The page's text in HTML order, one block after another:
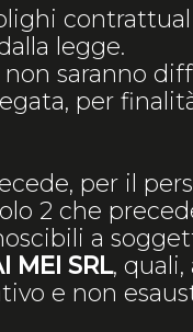
legge.
saranno
per
per il
2 che
a
MEI SRL,
e non